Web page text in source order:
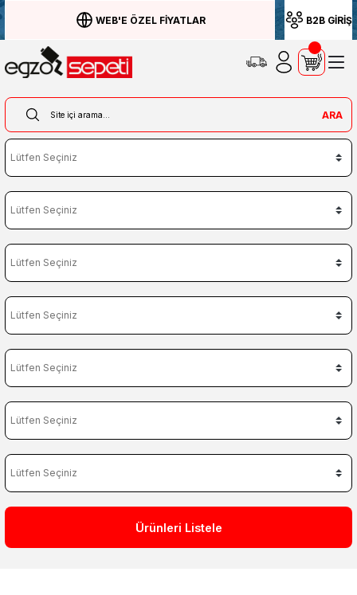
WEB'E ÖZEL FİYATLAR B2B GİRİŞ
ARA
Ürünleri Listele